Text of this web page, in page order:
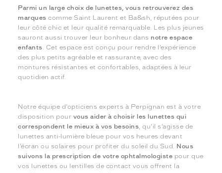
Parmi un large choix de lunettes, vous retrouverez des
marques comme Saint Laurent et Ba&sh, réputées pour
leur côté chic et leur qualité remarquable. Les plus jeunes
sauront aussi trouver leur bonheur dans notre espace
enfants. Cet espace est conçu pour rendre l’expérience
des plus petits agréable et rassurante, avec des
montures résistantes et confortables, adaptées à leur
quotidien actif.
Notre équipe d’opticiens experts à Perpignan est à votre
disposition pour vous aider à choisir les lunettes qui
correspondent le mieux à vos besoins, qu’il s’agisse de
lunettes anti-lumière bleue pour vos heures devant
l’écran ou solaires pour profiter du soleil du Sud. Nous
suivons la prescription de votre ophtalmologiste pour que
vos lunettes ou lentilles de contact vous offrent la